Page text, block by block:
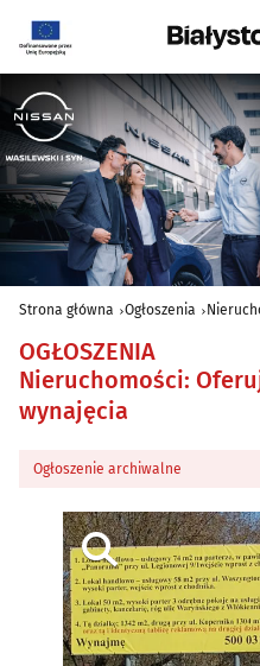
Strona główna Ogłoszenia
OGŁOSZENIA
Nieruchomości:
wynajęcia
Ogłoszenie archiwalne